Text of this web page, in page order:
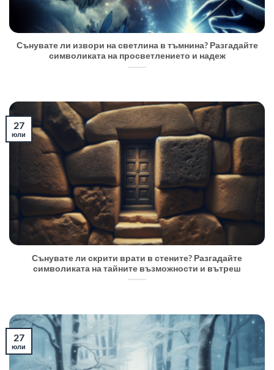
Сънувате ли извори на светлина в тъмнина? Разгадайте
символиката на просветлението и надеж
Сънувате ли скрити врати в стените? Разгадайте
символиката на тайните възможности и вътреш
27
юли
27
юли